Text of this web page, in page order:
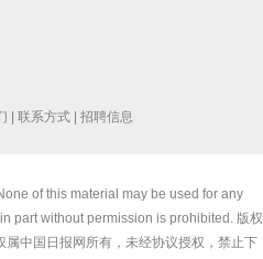
| 联系方式 | 招聘信息
of this material may be used for any
part without permission is prohibited. 版权
中国日报网所有，未经协议授权，禁止下